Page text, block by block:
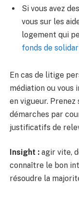
Si vous avez
vous sur les
logement qui
fonds de
En cas de litige
médiation ou vous
en vigueur.
démarches par
justificatifs de
Insight : agir vite,
connaître le bon
résoudre la